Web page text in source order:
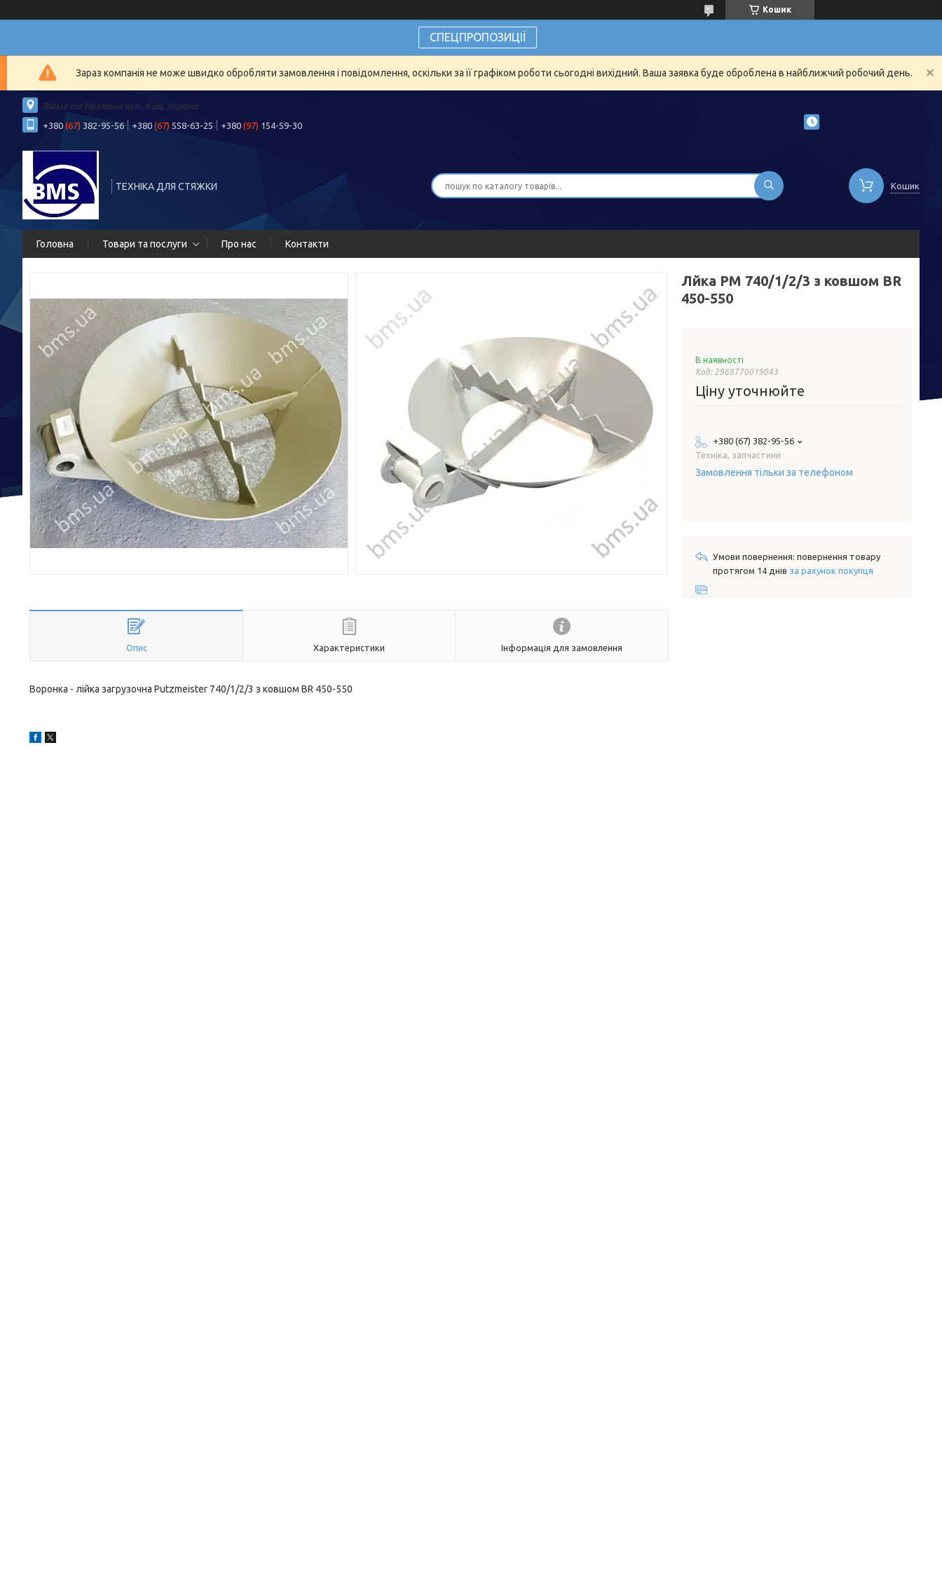
Кошик
СПЕЦПРОПОЗИЦІЇ
Зараз компанія не може швидко обробляти замовлення і повідомлення, оскільки за її графіком роботи сьогодні вихідний. Ваша заявка буде оброблена в найближчий робочий день.
Вільні та Незламні вул., Київ, Україна
+380 (67) 382-95-56 +380 (67) 558-63-25 +380 (97) 154-59-30
ТЕХНІКА ДЛЯ СТЯЖКИ Кошик
Головна Товари та послуги Про нас Контакти
Опис Характеристики Інформація для замовлення
Воронка - лійка загрузочна Putzmeister 740/1/2/3 з ковшом BR 450-550
Лйка PM 740/1/2/3 з ковшом BR
450-550
В наявності
Код: 2968770019043
Ціну уточнюйте
+380 (67) 382-95-56
Техніка, запчастини
Замовлення тільки за телефоном
повернення товару
протягом 14 днів за рахунок покупця